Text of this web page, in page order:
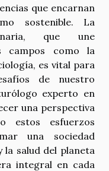
que encarnan
sostenible. La
que une
campos como la
es vital para
de nuestro
experto en
una perspectiva
estos esfuerzos
una sociedad
la salud del planeta
integral en cada